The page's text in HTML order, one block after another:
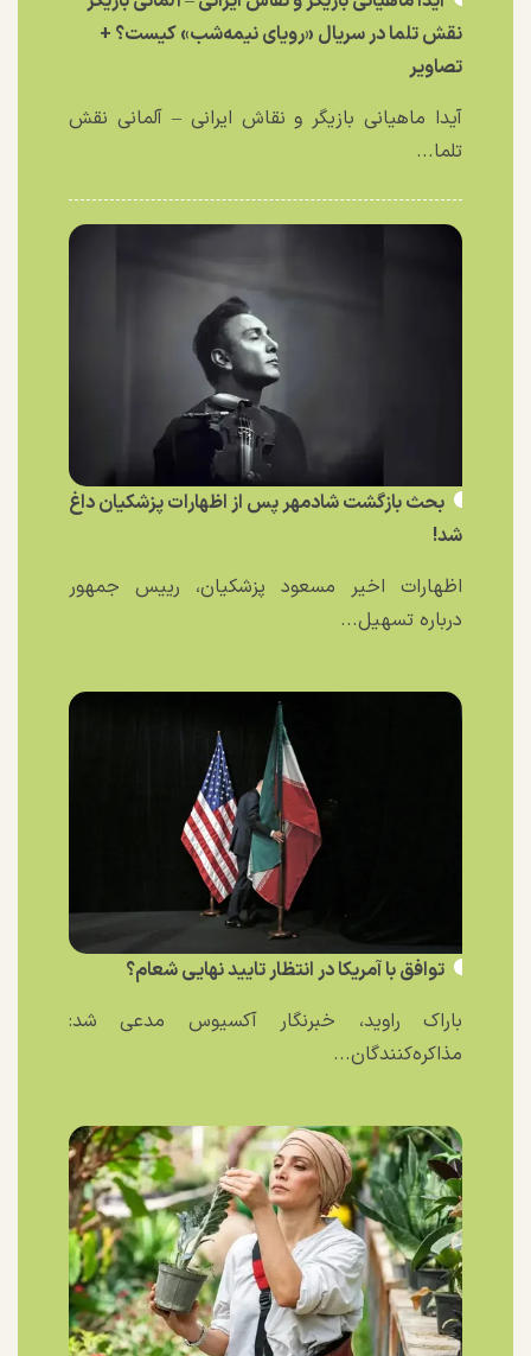
نقش تلما در سریال «رویای نیمه‌شب» کیست؟ +
تصاویر
آیدا ماهیانی بازیگر و نقاش ایرانی – آلمانی نقش
تلما...
بحث بازگشت شادمهر پس از اظهارات پزشکیان داغ
شد!
اظهارات اخیر مسعود پزشکیان، رییس جمهور
درباره تسهیل...
توافق با آمریکا در انتظار تایید نهایی شعام؟
باراک راوید، خبرنگار آکسیوس مدعی شد:
مذاکره‌کنندگان...